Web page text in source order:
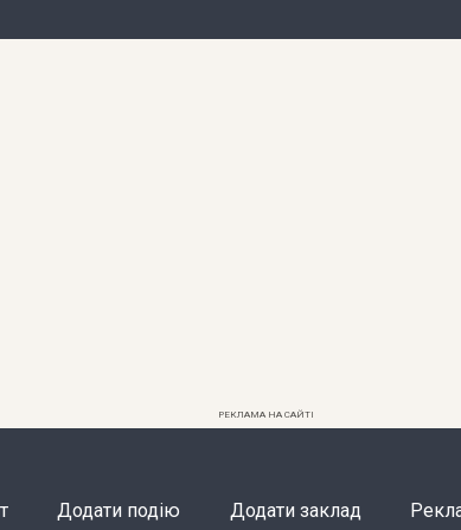
РЕКЛАМА НА САЙТІ
Додати подію Додати заклад